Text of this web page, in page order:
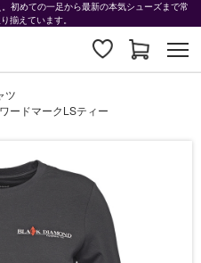
初めての一足から最新の本気シューズまで常
揃えています。
ツ
ードマークLSティー